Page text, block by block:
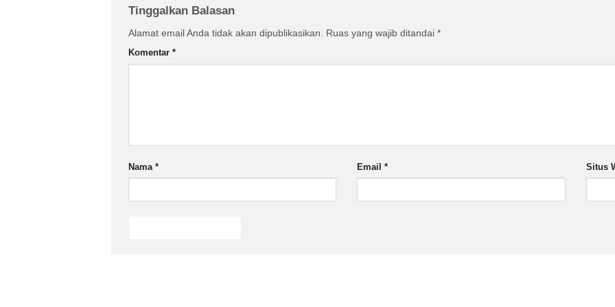
Tinggalkan Balasan
Alamat email Anda tidak akan dipublikasikan. Ruas yang wajib ditandai *
Komentar *
Nama * Email* Situs